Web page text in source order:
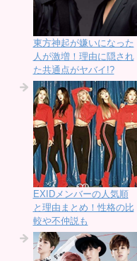
東方神起が嫌いになった
人が激増！理由に隠され
た共通点がヤバイ!?
EXIDメンバーの人気順
と理由まとめ！性格の比
較や不仲説も